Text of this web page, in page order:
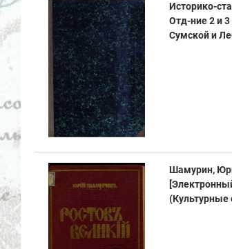
Историко-
Отд-ние 2 и
Сумской и
Шамурин,
(Культурные